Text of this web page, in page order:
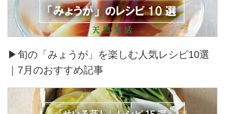
▶旬の「みょうが」を楽しむ人気レシピ10選
｜7月のおすすめ記事